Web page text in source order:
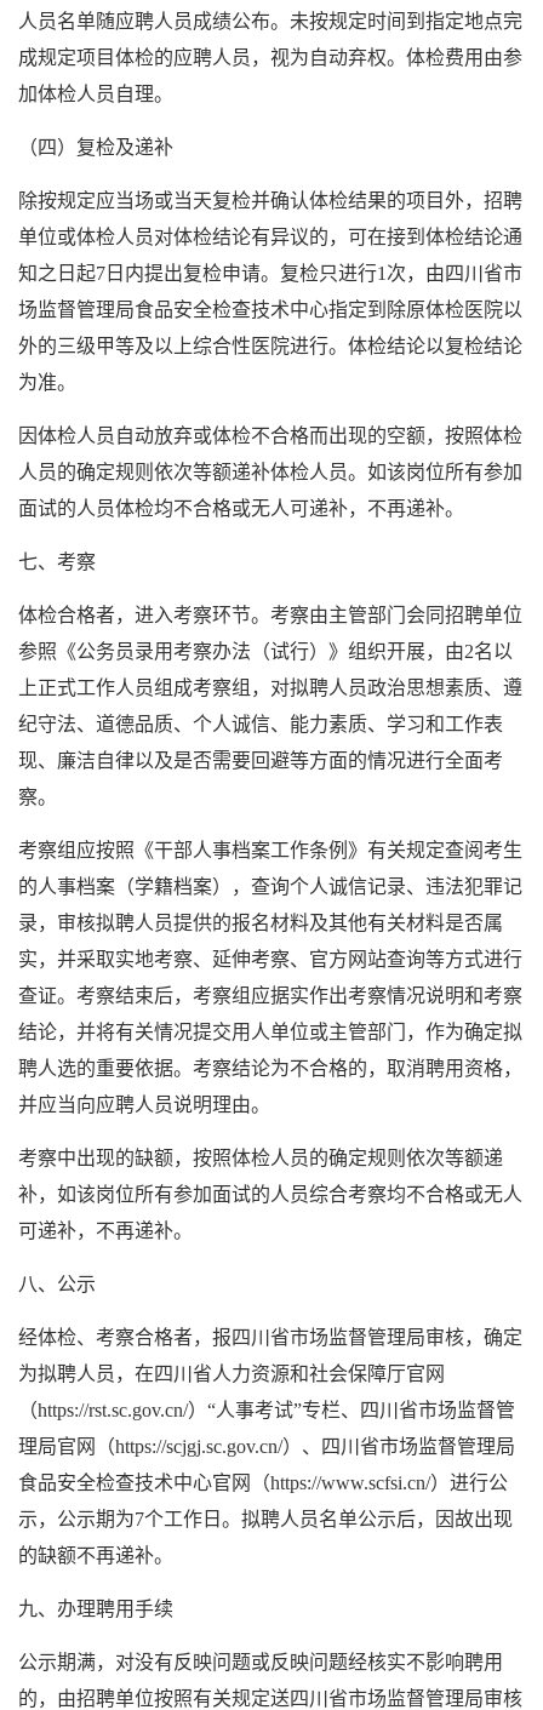
人员名单随应聘人员成绩公布。未按规定时间到指定地点完
成规定项目体检的应聘人员，视为自动弃权。体检费用由参
加体检人员自理。
（四）复检及递补
除按规定应当场或当天复检并确认体检结果的项目外，招聘
单位或体检人员对体检结论有异议的，可在接到体检结论通
知之日起7日内提出复检申请。复检只进行1次，由四川省市
场监督管理局食品安全检查技术中心指定到除原体检医院以
外的三级甲等及以上综合性医院进行。体检结论以复检结论
为准。
因体检人员自动放弃或体检不合格而出现的空额，按照体检
人员的确定规则依次等额递补体检人员。如该岗位所有参加
面试的人员体检均不合格或无人可递补，不再递补。
七、考察
体检合格者，进入考察环节。考察由主管部门会同招聘单位
参照《公务员录用考察办法（试行）》组织开展，由2名以
上正式工作人员组成考察组，对拟聘人员政治思想素质、遵
纪守法、道德品质、个人诚信、能力素质、学习和工作表
现、廉洁自律以及是否需要回避等方面的情况进行全面考
察。
考察组应按照《干部人事档案工作条例》有关规定查阅考生
的人事档案（学籍档案），查询个人诚信记录、违法犯罪记
录，审核拟聘人员提供的报名材料及其他有关材料是否属
实，并采取实地考察、延伸考察、官方网站查询等方式进行
查证。考察结束后，考察组应据实作出考察情况说明和考察
结论，并将有关情况提交用人单位或主管部门，作为确定拟
聘人选的重要依据。考察结论为不合格的，取消聘用资格，
并应当向应聘人员说明理由。
考察中出现的缺额，按照体检人员的确定规则依次等额递
补，如该岗位所有参加面试的人员综合考察均不合格或无人
可递补，不再递补。
八、公示
经体检、考察合格者，报四川省市场监督管理局审核，确定
为拟聘人员，在四川省人力资源和社会保障厅官网
（https://rst.sc.gov.cn/）“人事考试”专栏、四川省市场监督管
理局官网（https://scjgj.sc.gov.cn/）、四川省市场监督管理局
食品安全检查技术中心官网（https://www.scfsi.cn/）进行公
示，公示期为7个工作日。拟聘人员名单公示后，因故出现
的缺额不再递补。
九、办理聘用手续
公示期满，对没有反映问题或反映问题经核实不影响聘用
的，由招聘单位按照有关规定送四川省市场监督管理局审核